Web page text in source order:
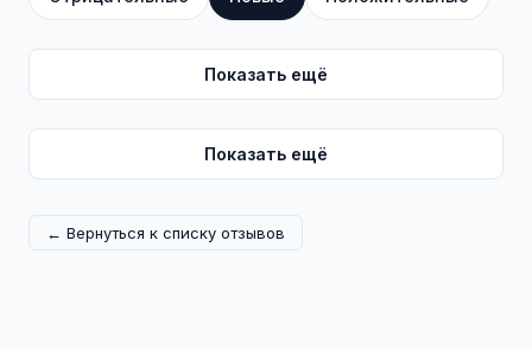
Показать ещё
Показать ещё
← Вернуться к списку отзывов